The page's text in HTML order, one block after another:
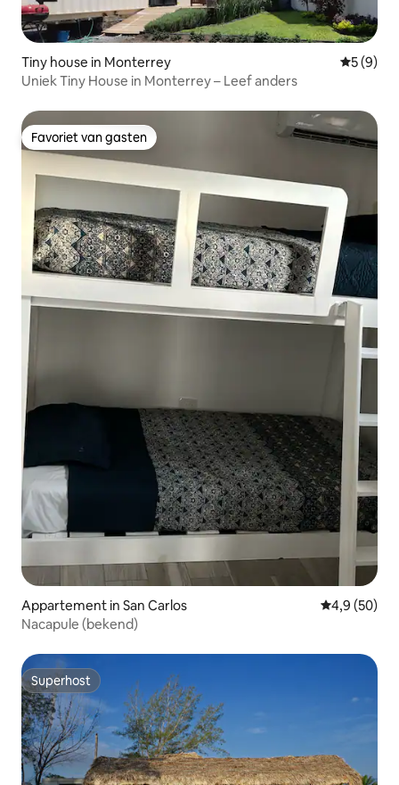
Tiny house in Monterrey
5 (9)
Uniek Tiny House in Monterrey – Leef anders
Favoriet van gasten
Favoriet van gasten
Appartement in San Carlos Gemiddelde
4,9 (50)
Nacapule (bekend)
Superhost
Superhost